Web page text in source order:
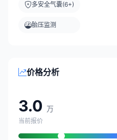
多安全气囊(6+)
胎压监测
价格分析
3.0 万
当前报价